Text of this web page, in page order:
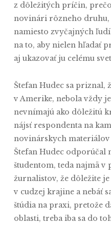
z dôležitých príčin,
novinári rôzneho
namiesto zvyčajných
na to, aby nielen hľadať
aj ukazovať ju celému
Štefan Hudec sa priznal,
v Amerike, nebola vždy
nevnímajú ako dôležitú
nájsť respondenta na
novinárskych materiálov
Štefan Hudec odporúčal
študentom, teda najmä
žurnalistov, že dôležite
v cudzej krajine a nebáť
štúdia na praxi, pretože
oblasti, treba iba sa do